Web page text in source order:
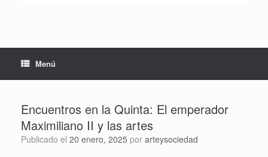
Menú
Encuentros en la Quinta: El emperador
Maximiliano II y las artes
Publicado el 20 enero, 2025 por arteysociedad